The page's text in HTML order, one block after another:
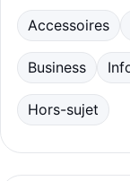
Accessoires
Business
Hors-sujet